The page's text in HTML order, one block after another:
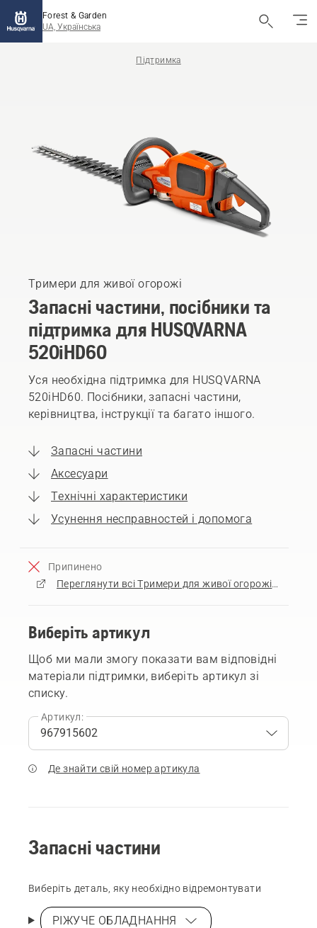
Forest & Garden
UA, Українська
Підтримка
Тримери для живої огорожі
Запасні частини, посібники та
підтримка для HUSQVARNA
520iHD60
Уся необхідна підтримка для HUSQVARNA
520iHD60. Посібники, запасні частини,
керівництва, інструкції та багато іншого.
Запасні частини
Аксесуари
Технічні характеристики
Усунення несправностей і допомога
Припинено
Переглянути всі Тримери для живої огорожі на продаж
Виберіть артикул
Щоб ми мали змогу показати вам відповідні
матеріали підтримки, виберіть артикул зі
списку.
Артикул:
Де знайти свій номер артикула
Запасні частини
Виберіть деталь, яку необхідно відремонтувати
РІЖУЧЕ ОБЛАДНАННЯ